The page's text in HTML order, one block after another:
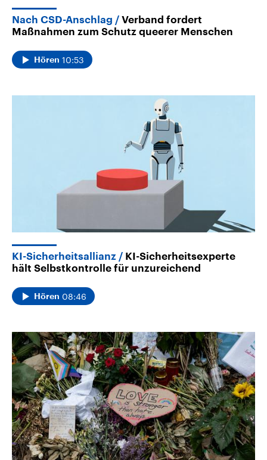
Nach CSD-Anschlag
Verband fordert
Maßnahmen zum Schutz queerer Menschen
Hören 10:53
KI-Sicherheitsallianz
KI-Sicherheitsexperte
hält Selbstkontrolle für unzureichend
Hören 08:46